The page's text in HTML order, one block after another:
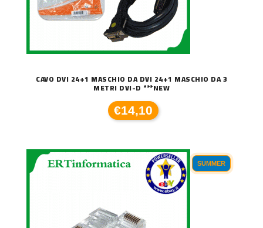
CAVO DVI 24+1 MASCHIO DA DVI 24+1 MASCHIO DA 3
METRI DVI-D ***NEW
€14,10
SUMMER